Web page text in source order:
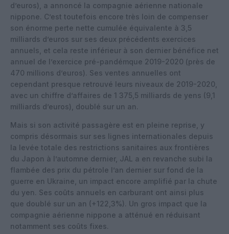
d’euros), a annoncé la compagnie aérienne nationale
nippone. C’est toutefois encore très loin de compenser
son énorme perte nette cumulée équivalente à 3,5
milliards d’euros sur ses deux précédents exercices
annuels, et cela reste inférieur à son dernier bénéfice net
annuel de l’exercice pré-pandémque 2019-2020 (près de
470 millions d’euros). Ses ventes annuelles ont
cependant presque retrouvé leurs niveaux de 2019-2020,
avec un chiffre d’affaires de 1 375,5 milliards de yens (9,1
milliards d’euros), doublé sur un an.
Mais si son activité passagère est en pleine reprise, y
compris désormais sur ses lignes internationales depuis
la levée totale des restrictions sanitaires aux frontières
du Japon à l’automne dernier, JAL a en revanche subi la
flambée des prix du pétrole l’an dernier sur fond de la
guerre en Ukraine, un impact encore amplifié par la chute
du yen. Ses coûts annuels en carburant ont ainsi plus
que doublé sur un an (+122,3%). Un gros impact que la
compagnie aérienne nippone a atténué en réduisant
notamment ses coûts fixes.